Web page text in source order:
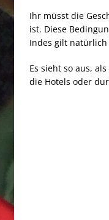
Ihr müsst die
ist. Diese
Indes gilt
Es sieht so aus,
die Hotels oder